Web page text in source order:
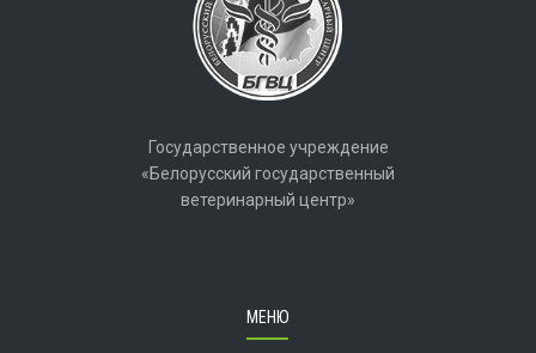
Государственное учреждение
«Белорусский государственный
ветеринарный центр»
МЕНЮ